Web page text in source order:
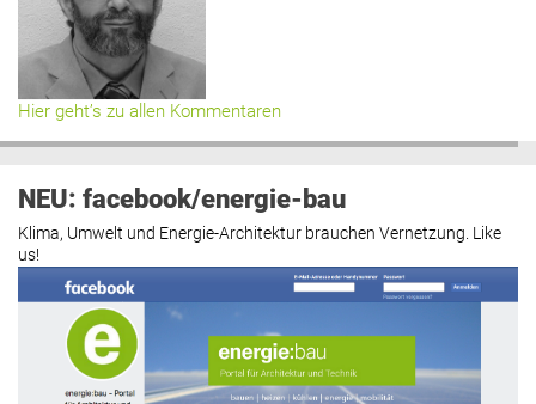
Hier geht’s zu allen Kommentaren
NEU: facebook/energie-bau
Klima, Umwelt und Energie-Architektur brauchen Vernetzung. Like
us!